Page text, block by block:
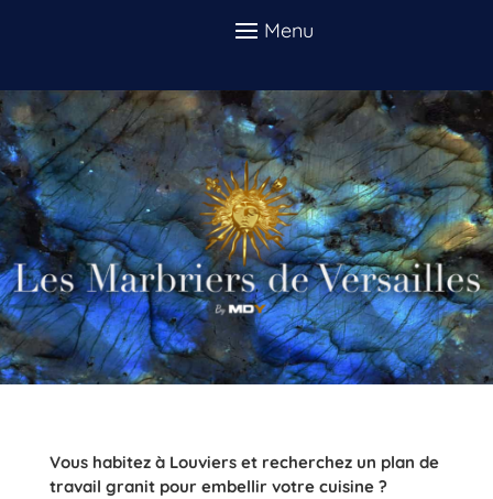
Vous habitez à Louviers et recherchez un plan de
travail granit pour embellir votre cuisine ?